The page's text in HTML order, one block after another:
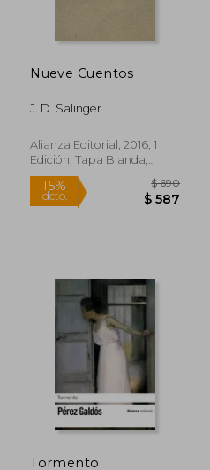
40%
Nueve Cuentos
J. D. Salinger
Alianza Editorial, 2016, 1
Edición, Tapa Blanda,
Nuevo
Tormento